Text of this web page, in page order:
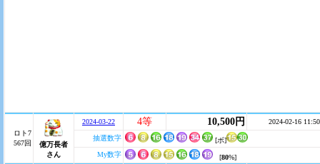
ロト7
567回
億万長者
さん
2024-03-22 4等 10,500円 2024-02-16 11:50
抽選数字
[ボ]
My数字
[80%]